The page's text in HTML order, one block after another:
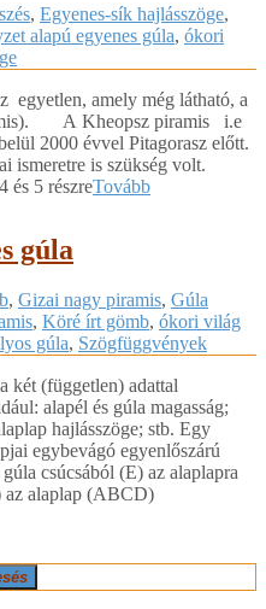
, Egyenes-sík hajlásszöge,
alapú egyenes gúla, ókori
egyetlen, amely még látható, a
A Kheopsz piramis i.e
2000 évvel Pitagorasz előtt.
ismeretre is szükség volt.
és 5 részreTovább
gúla
, Gizai nagy piramis, Gúla
, Köré írt gömb, ókori világ
gúla, Szögfüggvények
két (független) adattal
alapél és gúla magasság;
hajlásszöge; stb. Egy
egybevágó egyenlőszárú
csúcsából (E) az alaplapra
az alaplap (ABCD)